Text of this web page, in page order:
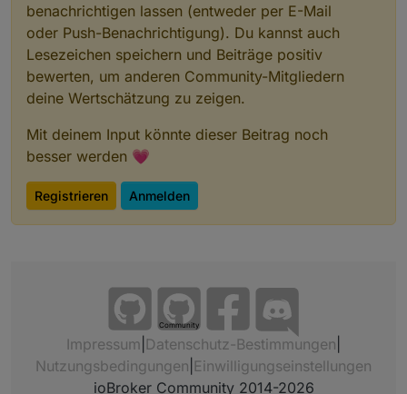
benachrichtigen lassen (entweder per E-Mail
oder Push-Benachrichtigung). Du kannst auch
Lesezeichen speichern und Beiträge positiv
bewerten, um anderen Community-Mitgliedern
deine Wertschätzung zu zeigen.
Mit deinem Input könnte dieser Beitrag noch
besser werden 💗
Registrieren Anmelden
Community
Impressum Datenschutz-Bestimmungen
Nutzungsbedingungen Einwilligungseinstellungen
ioBroker Community 2014-2026